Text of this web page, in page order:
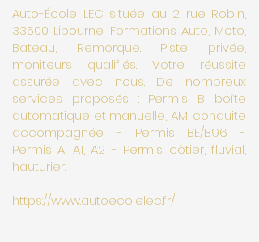
Auto-École LEC située au 2 rue Robin,
33500 Libourne. Formations Auto, Moto,
Bateau, Remorque. Piste privée,
moniteurs qualifiés. Votre réussite
assurée avec nous. De nombreux
services proposés : Permis B boîte
automatique et manuelle, AM, conduite
accompagnée - Permis BE/B96 -
Permis A, A1, A2 - Permis côtier, fluvial,
hauturier.
https://www.autoecolelec.fr/